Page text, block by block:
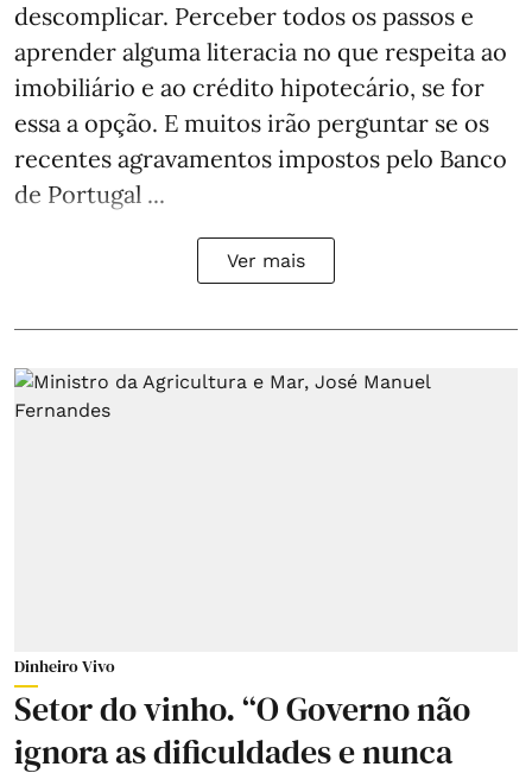
descomplicar. Perceber todos os passos e
aprender alguma literacia no que respeita ao
imobiliário e ao crédito hipotecário, se for
essa a opção. E muitos irão perguntar se os
recentes agravamentos impostos pelo Banco
de Portugal ...
Ver mais
Dinheiro Vivo
Setor do vinho. “O Governo não
ignora as dificuldades e nunca